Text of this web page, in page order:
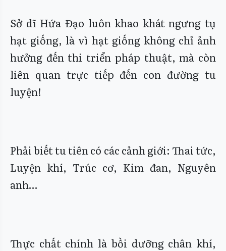
Sở dĩ Hứa Đạo luôn khao khát ngưng tụ
hạt giống, là vì hạt giống không chỉ ảnh
hưởng đến thi triển pháp thuật, mà còn
liên quan trực tiếp đến con đường tu
luyện!
Phải biết tu tiên có các cảnh giới: Thai tức,
Luyện khí, Trúc cơ, Kim đan, Nguyên
anh…
Thực chất chính là bồi dưỡng chân khí,